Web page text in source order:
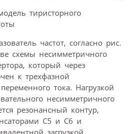
частот, согласно рис.
схемы несимметричного
который через
к трехфазной
тока. Нагрузкой
несимметричного
резонансный контур,
С5 и С6 и